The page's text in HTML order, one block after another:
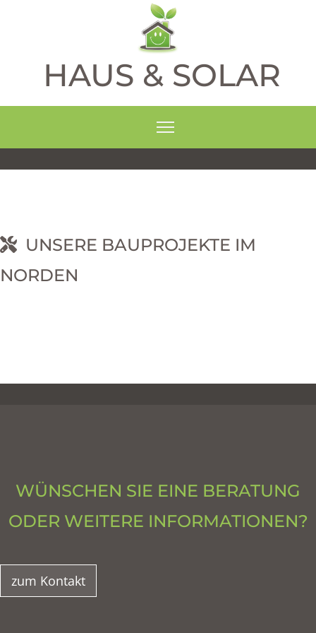
HAUS & SOLAR
UNSERE BAUPROJEKTE IM
NORDEN
WÜNSCHEN SIE EINE BERATUNG
ODER WEITERE INFORMATIONEN?
zum Kontakt